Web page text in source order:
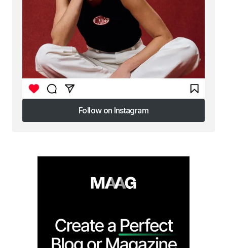
Follow on Instagram
Follow on Instagram